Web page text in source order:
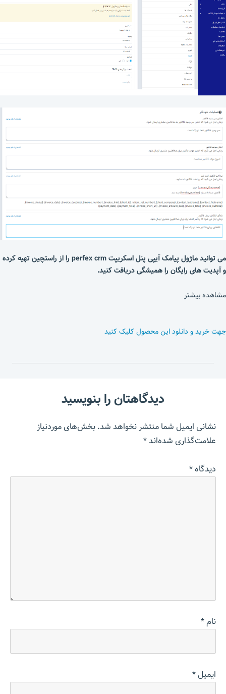
می توانید ماژول پیامک آیپی پنل اسکریپت perfex crm را از راستچین تهیه کرده
و آپدیت های رایگان را همیشگی دریافت کنید.
مشاهده بیشتر
جهت خرید و دانلود این محصول کلیک کنید
دیدگاهتان را بنویسید
نشانی ایمیل شما منتشر نخواهد شد.بخش‌های موردنیاز
علامت‌گذاری شده‌اند*
دیدگاه*
نام*
ایمیل*